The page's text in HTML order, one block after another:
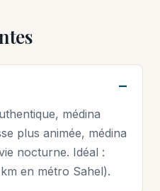
médina
plus animée, médina
nocturne. Idéal :
en métro Sahel).